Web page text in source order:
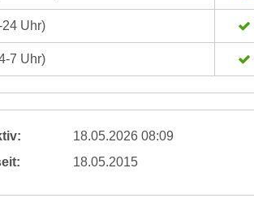
Uhr)
7 Uhr)
18.05.2026 08:09
18.05.2015